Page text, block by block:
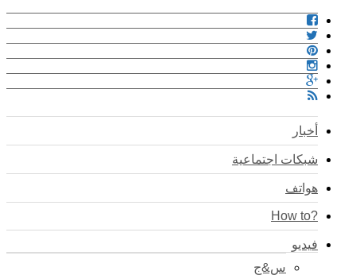
أخبار
شبكات اجتماعية
هواتف
?How to
فيديو
س&ج